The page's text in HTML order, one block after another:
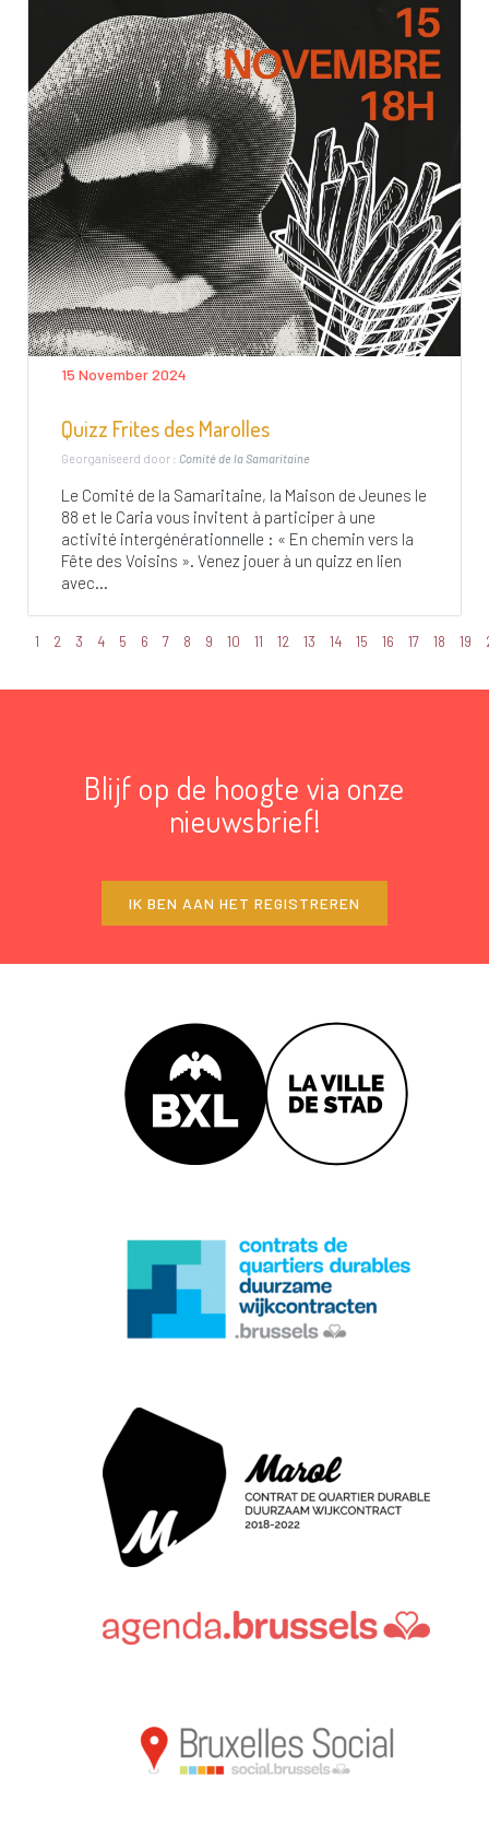
15 November 2024
Quizz Frites des Marolles
Georganiseerd door : Comité de la Samaritaine
Le Comité de la Samaritaine, la Maison de Jeunes le
88 et le Caria vous invitent à participer à une
activité intergénérationnelle : « En chemin vers la
Fête des Voisins ». Venez jouer à un quizz en lien
avec...
1 2 3 4 5 6 7 8 9 10 11 12 13 14 15 16 17 18 19
Blijf op de hoogte via onze
nieuwsbrief!
IK BEN AAN HET REGISTREREN